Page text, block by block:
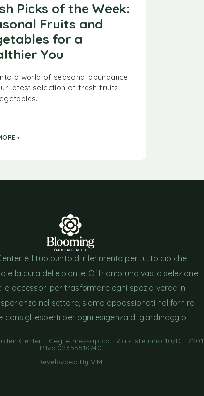
Picks of the Week:
Fruits and
for a
You
a world of seasonal abundance
latest selection of fresh fruits
è il tuo punto di riferimento per tutto ciò che
e la cura delle piante. Offriamo una vasta selezione
e accessori per trasformare ogni spazio verde in
nel settore, siamo appassionati nel fornire
consigli esperti per ogni esigenza di giardinaggio.
Center - Ceglie messapica , Via cisternino 10/D -
P.Iva:02355510740
Develovped By V.M.